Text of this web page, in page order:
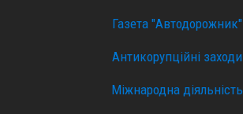
Газета "Автодорожник"
Антикорупційні заходи
Міжнародна діяльність